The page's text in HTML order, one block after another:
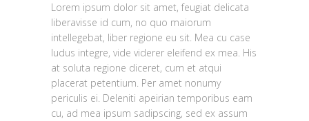
Lorem ipsum dolor sit amet, feugiat delicata
liberavisse id cum, no quo maiorum
intellegebat, liber regione eu sit. Mea cu case
ludus integre, vide viderer eleifend ex mea. His
at soluta regione diceret, cum et atqui
placerat petentium. Per amet nonumy
periculis ei. Deleniti apeirian temporibus eam
cu, ad mea ipsum sadipscing, sed ex assum